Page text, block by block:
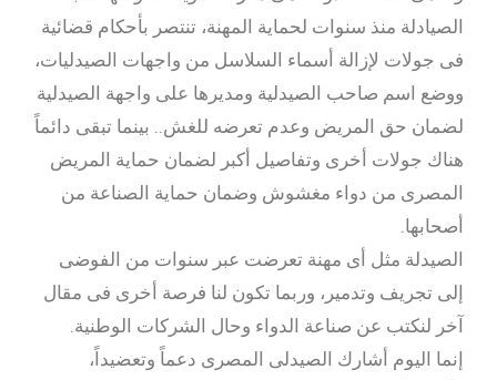
الصيادلة منذ سنوات لحماية المهنة، تنتصر بأحكام قضائية
فى جولات لإزالة أسماء السلاسل من واجهات الصيدليات،
ووضع اسم صاحب الصيدلية ومديرها على واجهة الصيدلية
لضمان حق المريض وعدم تعرضه للغش.. بينما تبقى دائماً
هناك جولات أخرى وتفاصيل أكبر لضمان حماية المريض
المصرى من دواء مغشوش وضمان حماية الصناعة من
أصحابها.
الصيدلة مثل أى مهنة تعرضت عبر سنوات من الفوضى
إلى تجريف وتدمير، وربما تكون لنا فرصة أخرى فى مقال
آخر لنكتب عن صناعة الدواء وحال الشركات الوطنية.
إنما اليوم أشارك الصيدلى المصرى دعماً وتعضيداً،